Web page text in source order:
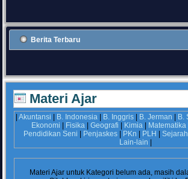
Berita Terbaru
Materi Ajar
|Akuntansi B. Indonesia B. Inggris B. Jerman B.
Ekonomi
Fisika |Geografi Kimia Matematika
Pendidikan Seni
Penjaskes| PKn PLH Sejarah
Lain-lain
Materi Ajar untuk Kategori belum ada, masih